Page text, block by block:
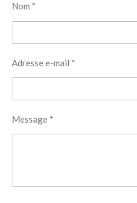
Nom *
Adresse e-mail *
Message *